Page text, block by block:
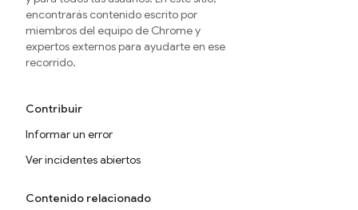
encontrarás contenido escrito por
miembros del equipo de Chrome y
expertos externos para ayudarte en ese
recorrido.
Contribuir
Informar un error
Ver incidentes abiertos
Contenido relacionado